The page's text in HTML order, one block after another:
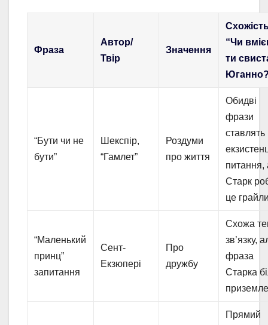
Фраза
Автор/
Твір
Значення
“Чи
ти
“Бути чи не
бути”
Шекспір,
“Гамлет”
Роздуми
про життя
Обидві
фрази
ставлять
питання,
Старк
це
“Маленький
принц”
запитання
Сент-
Екзюпері
Про
дружбу
Схожа
зв’язку,
фраза
Старка
Прямий